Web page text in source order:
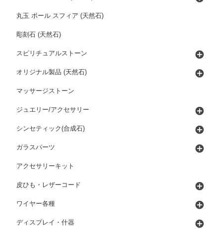
丸玉 ボール スフィア (天然石)
彫刻石 (天然石)
スピリチュアルストーン
オリジナル製品 (天然石)
マッサージストーン
ジュエリー/アクセサリー
シンセティック(合成石)
ガラスパーツ
アクセサリーキット
皮ひも・レザーコード
ワイヤー各種
ディスプレイ・什器